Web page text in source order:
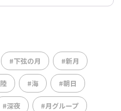
#下弦の月 #新月
#海 #朝日
#深夜 #月グループ